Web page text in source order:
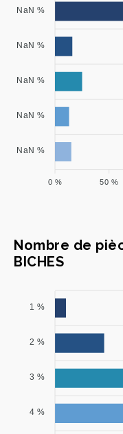
NaN %
NaN %
NaN %
NaN %
NaN %
50 %
0 %
Nombre de
BICHES
1 %
2 %
3 %
4 %